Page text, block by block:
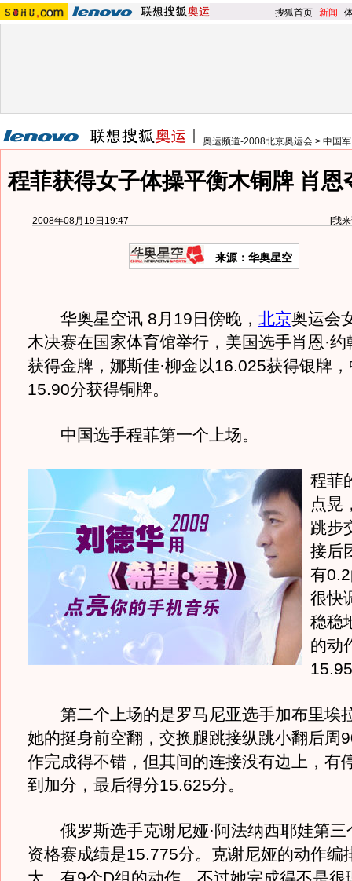
搜狐首页-新闻 -
奥运频道-2008北京奥运会 > 中国
程菲获得女子体操平衡木铜牌 肖恩
2008年08月19日19:47 [我
来源：华奥星空
华奥星空讯 8月19日傍晚， 北京奥运会
木决赛在国家体育馆举行，美国选手肖恩·
获得金牌，娜斯佳·柳金以16.025获得银牌
15.90分获得铜牌。
中国选手程菲第一个上场。
程菲
点晃
跳步
接后
有
很快
稳稳
的动
第二个上场的是罗马尼亚选手加布里埃
她的挺身前空翻，交换腿跳接纵跳小翻后周
作完成得不错，但其间的连接没有边上，有
到加分，最后得分15.625分。
俄罗斯选手克谢尼娅·阿法纳西耶娃第三
资格赛成绩是15.775分。克谢尼娅的动作编